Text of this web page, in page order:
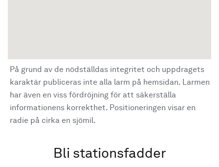
På grund av de nödställdas integritet och uppdragets
karaktär publiceras inte alla larm på hemsidan. Larmen
har även en viss fördröjning för att säkerställa
informationens korrekthet. Positioneringen visar en
radie på cirka en sjömil.
Bli stationsfadder